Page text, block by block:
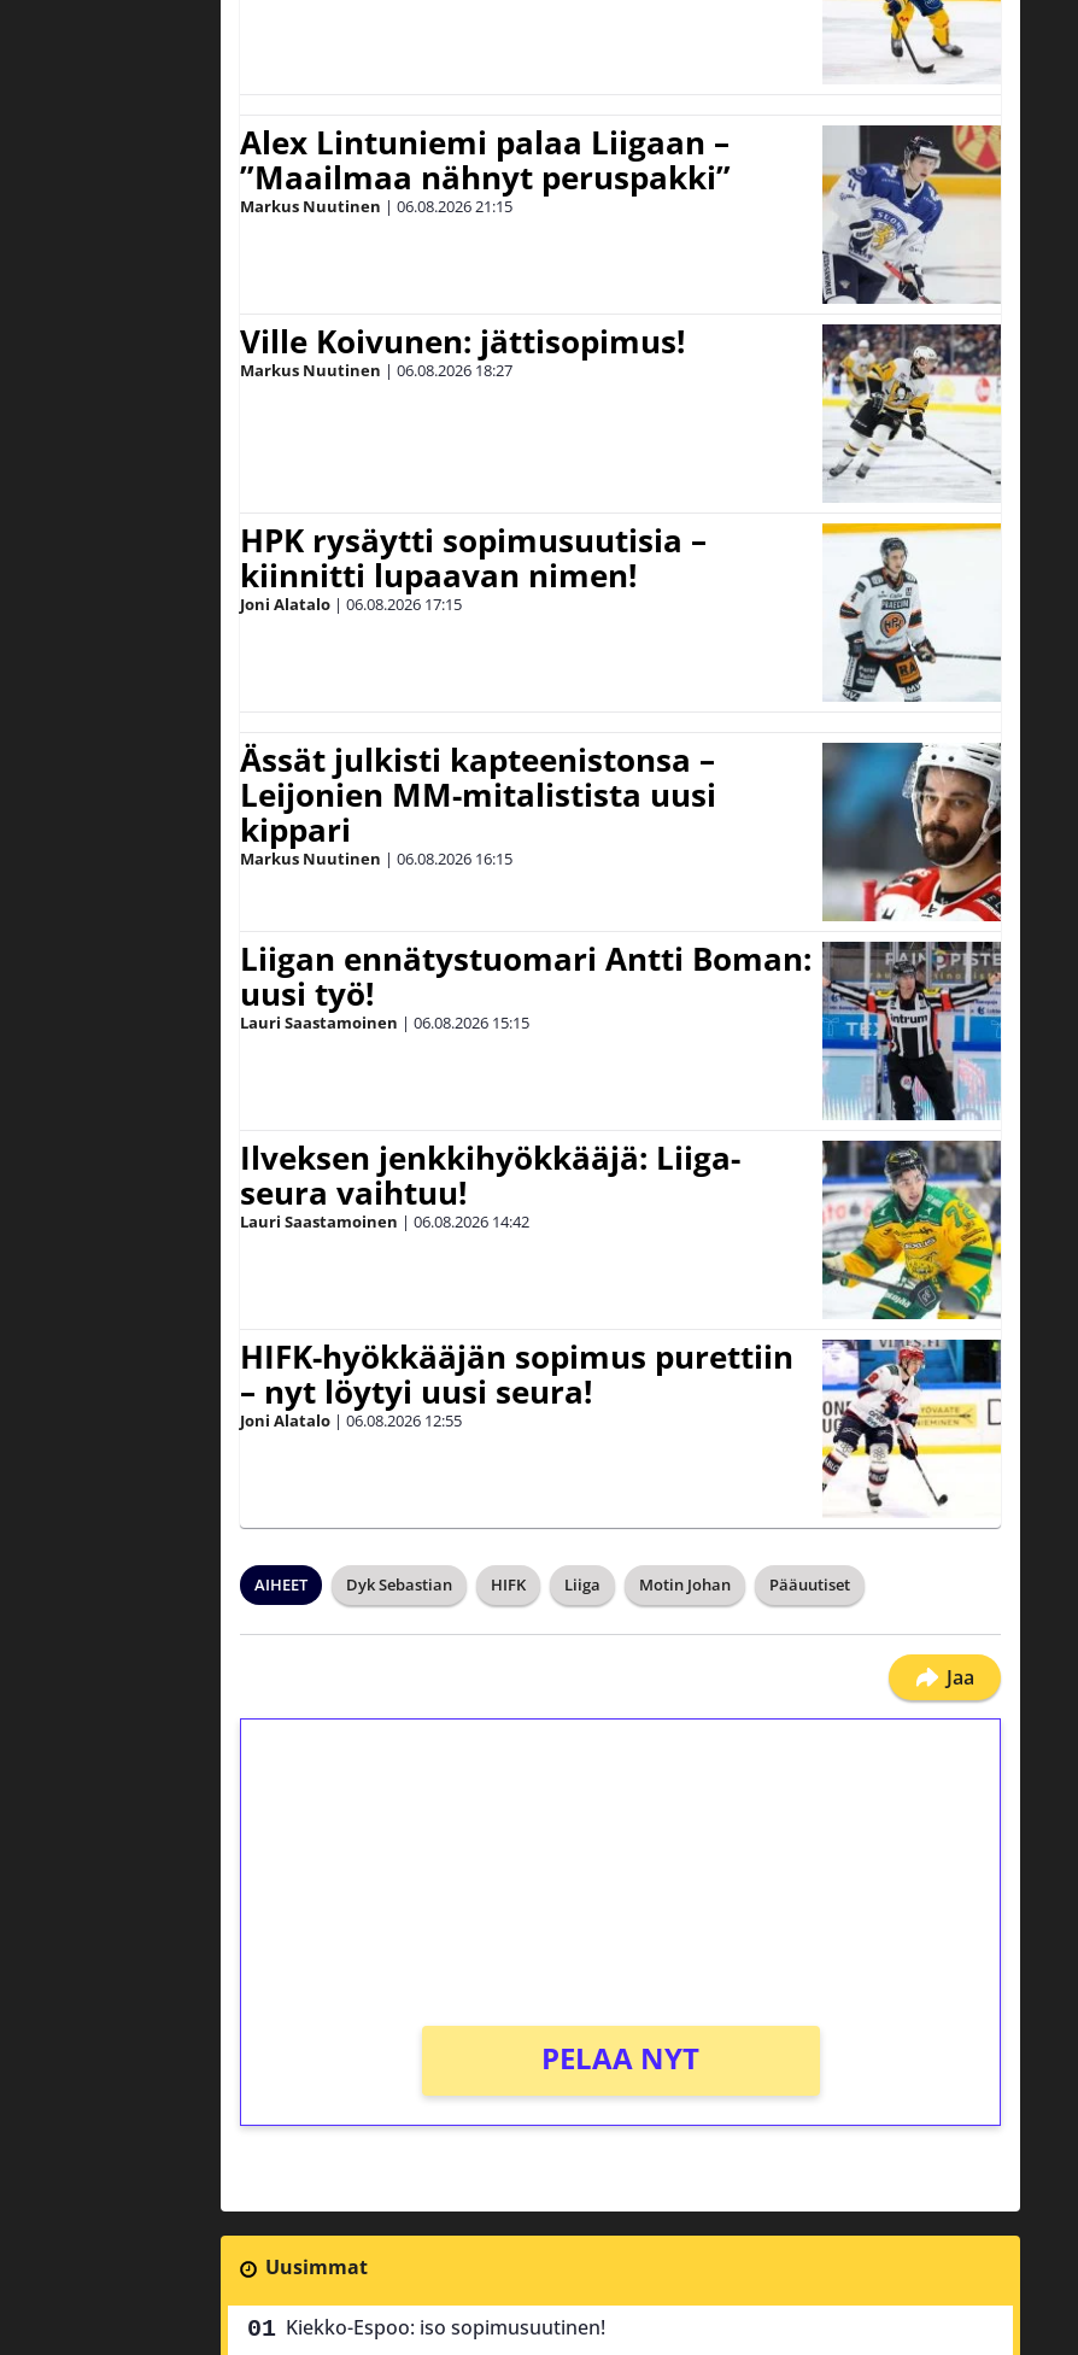
Alex Lintuniemi palaa Liigaan –
”Maailmaa nähnyt peruspakki”
Markus Nuutinen | 06.08.202621:15
Ville Koivunen: jättisopimus!
Markus Nuutinen | 06.08.2026 18:27
HPK rysäytti sopimusuutisia –
kiinnitti lupaavan nimen!
Joni Alatalo | 06.08.2026 17:15
Ässät julkisti kapteenistonsa –
Leijonien MM-mitalistista uusi
kippari
Markus Nuutinen | 06.08.2026 16:15
Liigan ennätystuomari Antti Boman:
uusi työ!
Lauri Saastamoinen | 06.08.2026 15:15
Ilveksen jenkkihyökkääjä: Liiga-
seura vaihtuu!
Lauri Saastamoinen | 06.08.2026 14:42
HIFK-hyökkääjän sopimus purettiin
– nyt löytyi uusi seura!
Joni Alatalo | 06.08.2026 12:55
AIHEET Dyk Sebastian HIFK Liiga Motin Johan Pääuutiset
Jaa
PELAA NYT
Uusimmat
Kiekko-Espoo: iso sopimusuutinen!